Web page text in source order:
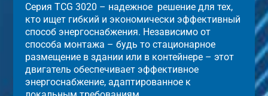
Серия TCG 3020 – надежное решение для тех,
кто ищет гибкий и экономически эффективный
способ энергоснабжения. Независимо от
способа монтажа – будь то стационарное
размещение в здании или в контейнере – этот
двигатель обеспечивает эффективное
энергоснабжение, адаптированное к